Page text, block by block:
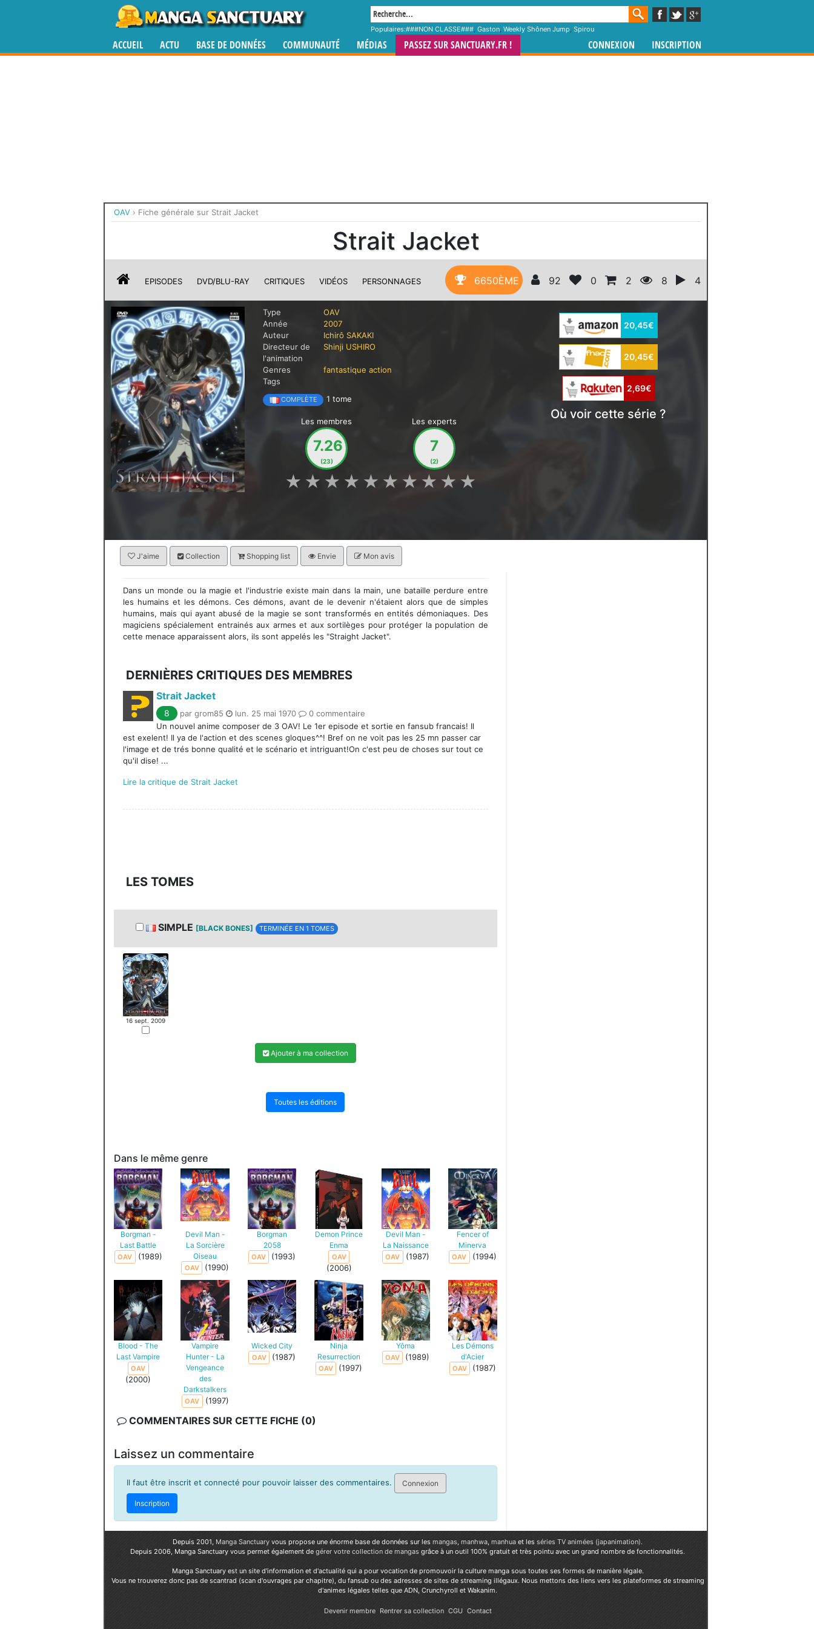
Populaires:###NON CLASSE###, Gaston, Weekly Shônen Jump, Spirou
ACCUEIL ACTU BASE DE DONNÉES COMMUNAUTÉ MÉDIAS PASSEZ SUR SANCTUARY.FR ! CONNEXION INSCRIPTION
OAV › Fiche générale sur Strait Jacket
Strait Jacket
EPISODES DVD/BLU-RAY CRITIQUES VIDÉOS PERSONNAGES 6650ÈME 92 0 2 8 4
Type
OAV
Année
2007
Auteur
Ichirô SAKAKI
Directeur de
l'animation
Shinji USHIRO
Genres fantastique action
Tags
COMPLÈTE 1 tome
Les membres
7.26
(23)
Les experts
7
(2)
★
★
★
★
★
★
★
★
★
★
20,45€
20,45€
2,69€
Où voir cette série ?
J'aime Collection Shopping list Envie Mon avis
Dans un monde ou la magie et l'industrie existe main dans la main, une bataille perdure entre
les humains et les démons. Ces démons, avant de le devenir n'étaient alors que de simples
humains, mais qui ayant abusé de la magie se sont transformés en entités démoniaques. Des
magiciens spécialement entrainés aux armes et aux sortilèges pour protéger la population de
cette menace apparaissent alors, ils sont appelés les "Straight Jacket".
DERNIÈRES CRITIQUES DES MEMBRES
Strait Jacket
8 par grom85 lun. 25 mai 1970
0 commentaire
Un nouvel anime composer de 3 OAV! Le 1er episode et sortie en fansub francais! Il
est exelent! Il ya de l'action et des scenes gloques^^! Bref on ne voit pas les 25 mn passer car
l'image et de trés bonne qualité et le scénario et intriguant!On c'est peu de choses sur tout ce
qu'il dise! ...
Lire la critique de Strait Jacket
LES TOMES
SIMPLE [BLACK BONES] TERMINÉE EN 1 TOMES
16 sept. 2009
Ajouter à ma collection
Toutes les éditions
Dans le même genre
Borgman -
Last Battle
OAV (1989)
Devil Man -
La Sorcière
Oiseau
OAV (1990)
Borgman
2058
OAV (1993)
Demon Prince
Enma
OAV
(2006)
Devil Man -
La Naissance
OAV (1987)
Fencer of
Minerva
OAV (1994)
Blood - The
Last Vampire
OAV
(2000)
Vampire
Hunter - La
Vengeance
des
Darkstalkers
OAV (1997)
Wicked City
OAV (1987)
Ninja
Resurrection
OAV (1997)
Yôma
OAV (1989)
Les Démons
d'Acier
OAV (1987)
COMMENTAIRES SUR CETTE FICHE (0)
Laissez un commentaire
Il faut être inscrit et connecté pour pouvoir laisser des commentaires. Connexion
Inscription
Depuis 2001, Manga Sanctuary vous propose une énorme base de données sur les mangas, manhwa, manhua et les séries TV animées (japanimation).
Depuis 2006, Manga Sanctuary vous permet également de gérer votre collection de mangas grâce à un outil 100% gratuit et très pointu avec un grand nombre de fonctionnalités.
Manga Sanctuary est un site d'information et d'actualité qui a pour vocation de promouvoir la culture manga sous toutes ses formes de manière légale.
Vous ne trouverez donc pas de scantrad (scan d'ouvrages par chapitre), du fansub ou des adresses de sites de streaming illégaux. Nous mettons des liens vers les plateformes de streaming
d'animes légales telles que ADN, Crunchyroll et Wakanim.
Devenir membre Rentrer sa collection CGU Contact